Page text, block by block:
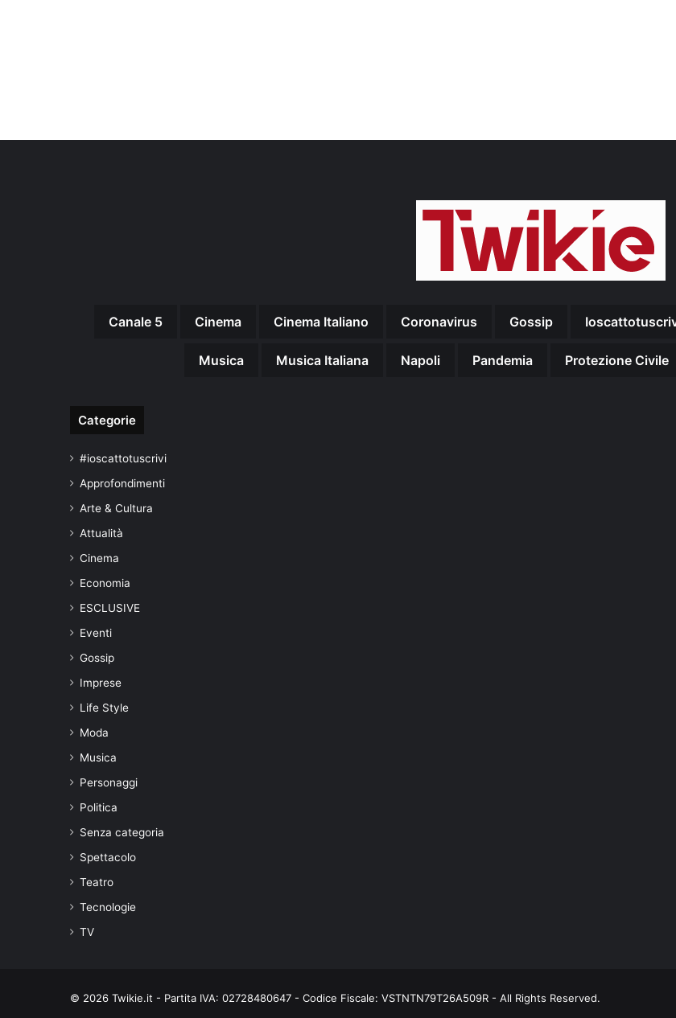
Canale 5 Cinema Cinema Italiano Coronavirus Gossip
Musica Musica Italiana Napoli Pandemia Protezione Civile
Categorie
#ioscattotuscrivi
Approfondimenti
Arte & Cultura
Attualità
Cinema
Economia
ESCLUSIVE
Eventi
Gossip
Imprese
Life Style
Moda
Musica
Personaggi
Politica
Senza categoria
Spettacolo
Teatro
Tecnologie
TV
© 2026 Twikie.it - Partita IVA: 02728480647 - Codice Fiscale: VSTNTN79T26A509R - All Rights Reserved.